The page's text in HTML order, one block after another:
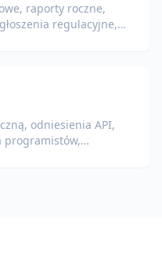
raporty roczne,
regulacyjne,
odniesienia API,